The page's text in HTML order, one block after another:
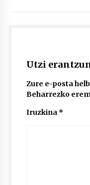
Utzi
Zure e-posta
Beharrezko
Iruzkina *